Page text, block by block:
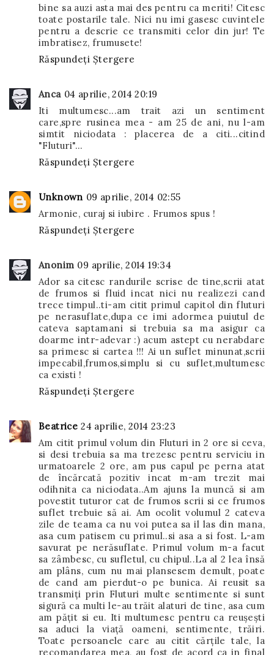
bine sa auzi asta mai des pentru ca meriti! Citesc
toate postarile tale. Nici nu imi gasesc cuvintele
pentru a descrie ce transmiti celor din jur! Te
imbratisez, frumusete!
Răspundeți Ștergere
Anca 04 aprilie, 2014 20:19
Iti multumesc...am trait azi un sentiment
care,spre rusinea mea - am 25 de ani, nu l-am
simtit niciodata : placerea de a citi...citind
"Fluturi"...
Răspundeți Ștergere
Unknown 09 aprilie, 2014 02:55
Armonie, curaj si iubire . Frumos spus !
Răspundeți Ștergere
Anonim 09 aprilie, 2014 19:34
Ador sa citesc randurile scrise de tine,scrii atat
de frumos si fluid incat nici nu realizezi cand
trece timpul..ti-am citit primul capitol din fluturi
pe nerasuflate,dupa ce imi adormea puiutul de
cateva saptamani si trebuia sa ma asigur ca
doarme intr-adevar :) acum astept cu nerabdare
sa primesc si cartea !!! Ai un suflet minunat,scrii
impecabil,frumos,simplu si cu suflet,multumesc
ca existi !
Răspundeți Ștergere
Beatrice 24 aprilie, 2014 23:23
Am citit primul volum din Fluturi in 2 ore si ceva,
si desi trebuia sa ma trezesc pentru serviciu in
urmatoarele 2 ore, am pus capul pe perna atat
de încărcată pozitiv incat m-am trezit mai
odihnita ca niciodata..Am ajuns la muncă si am
povestit tuturor cat de frumos scrii si ce frumos
suflet trebuie să ai. Am ocolit volumul 2 cateva
zile de teama ca nu voi putea sa il las din mana,
asa cum patisem cu primul..si asa a si fost. L-am
savurat pe nerăsuflate. Primul volum m-a facut
sa zâmbesc, cu sufletul, cu chipul..La al 2 lea însă
am plâns, cum nu mai plansesem demult, poate
de cand am pierdut-o pe bunica. Ai reusit sa
transmiți prin Fluturi multe sentimente si sunt
sigură ca multi le-au trăit alaturi de tine, asa cum
am pățit si eu. Iti multumesc pentru ca reușești
sa aduci la viață oameni, sentimente, trăiri.
Toate persoanele care au citit cărțile tale, la
recomandarea mea, au fost de acord ca in final